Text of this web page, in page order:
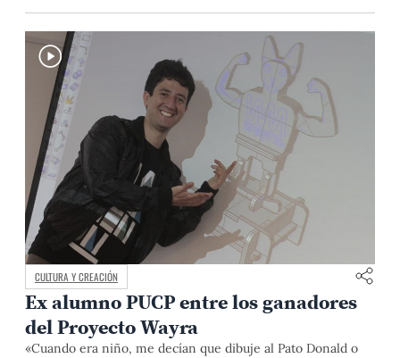
CULTURA Y CREACIÓN
Ex alumno PUCP entre los ganadores
del Proyecto Wayra
«Cuando era niño, me decían que dibuje al Pato Donald o